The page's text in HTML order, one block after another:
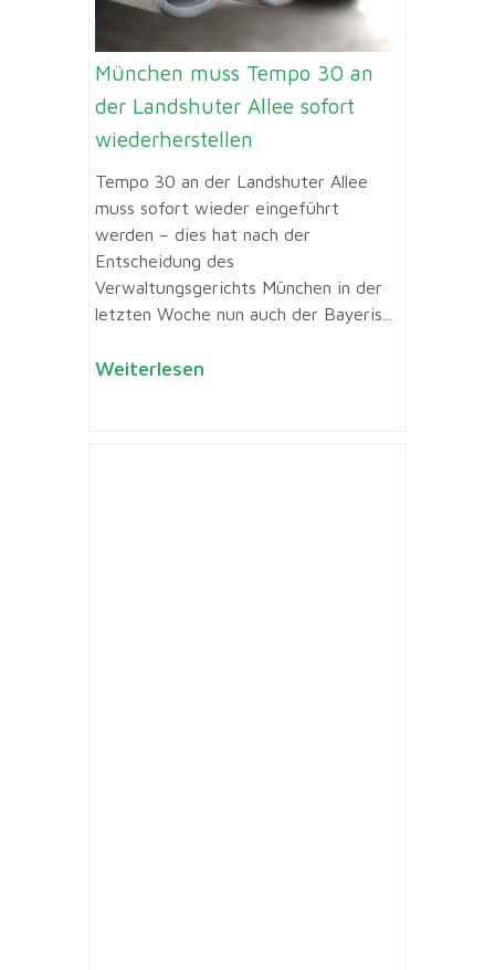
München muss Tempo 30 an
der Landshuter Allee sofort
wiederherstellen
Tempo 30 an der Landshuter Allee
muss sofort wieder eingeführt
werden – dies hat nach der
Entscheidung des
Verwaltungsgerichts München in der
letzten Woche nun auch der Bayeris...
Weiterlesen